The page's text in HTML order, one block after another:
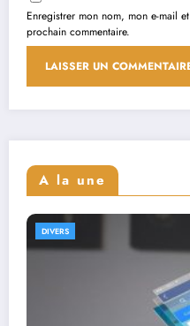
Enregistrer mon nom, mon e-mail
prochain commentaire.
A la une
DIVERS